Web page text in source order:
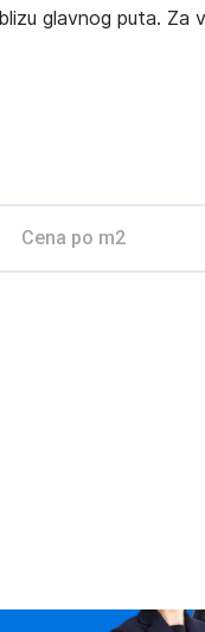
glavnog puta. Za
Cena po m2